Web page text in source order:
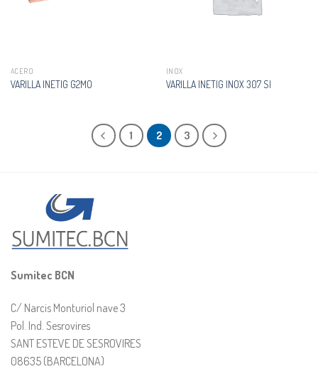
ACERO
VARILLA INETIG G2MO
INOX
VARILLA INETIG INOX 307 SI
1 2 3
Sumitec BCN
C/ Narcis Monturiol nave 3
Pol. Ind. Sesrovires
SANT ESTEVE DE SESROVIRES
08635 (BARCELONA)